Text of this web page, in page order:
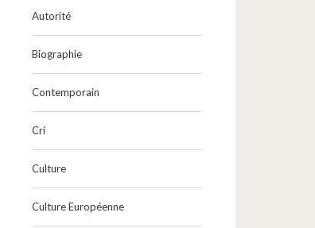
Autorité
Biographie
Contemporain
Cri
Culture
Culture Européenne